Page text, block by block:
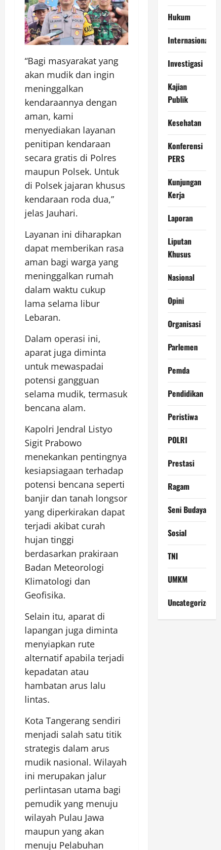
“Bagi masyarakat yang
akan mudik dan ingin
meninggalkan
kendaraannya dengan
aman, kami
menyediakan layanan
penitipan kendaraan
secara gratis di Polres
maupun Polsek. Untuk
di Polsek jajaran khusus
kendaraan roda dua,”
jelas Jauhari.
Layanan ini diharapkan
dapat memberikan rasa
aman bagi warga yang
meninggalkan rumah
dalam waktu cukup
lama selama libur
Lebaran.
Dalam operasi ini,
aparat juga diminta
untuk mewaspadai
potensi gangguan
selama mudik, termasuk
bencana alam.
Kapolri Jendral Listyo
Sigit Prabowo
menekankan pentingnya
kesiapsiagaan terhadap
potensi bencana seperti
banjir dan tanah longsor
yang diperkirakan dapat
terjadi akibat curah
hujan tinggi
berdasarkan prakiraan
Badan Meteorologi
Klimatologi dan
Geofisika.
Selain itu, aparat di
lapangan juga diminta
menyiapkan rute
alternatif apabila terjadi
kepadatan atau
hambatan arus lalu
lintas.
Kota Tangerang sendiri
menjadi salah satu titik
strategis dalam arus
mudik nasional. Wilayah
ini merupakan jalur
perlintasan utama bagi
pemudik yang menuju
wilayah Pulau Jawa
maupun yang akan
menuju Pelabuhan
Hukum
Internasional
Investigasi
Kajian
Publik
Kesehatan
Konferensi
PERS
Kunjungan
Kerja
Laporan
Liputan
Khusus
Nasional
Opini
Organisasi
Parlemen
Pemda
Pendidikan
Peristiwa
POLRI
Prestasi
Ragam
Seni Budaya
Sosial
TNI
UMKM
Uncategorized